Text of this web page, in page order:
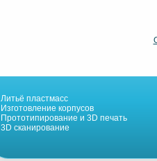
Литьё пластмасс
Изготовление корпусов
Прототипирование и 3D печать
3D сканирование